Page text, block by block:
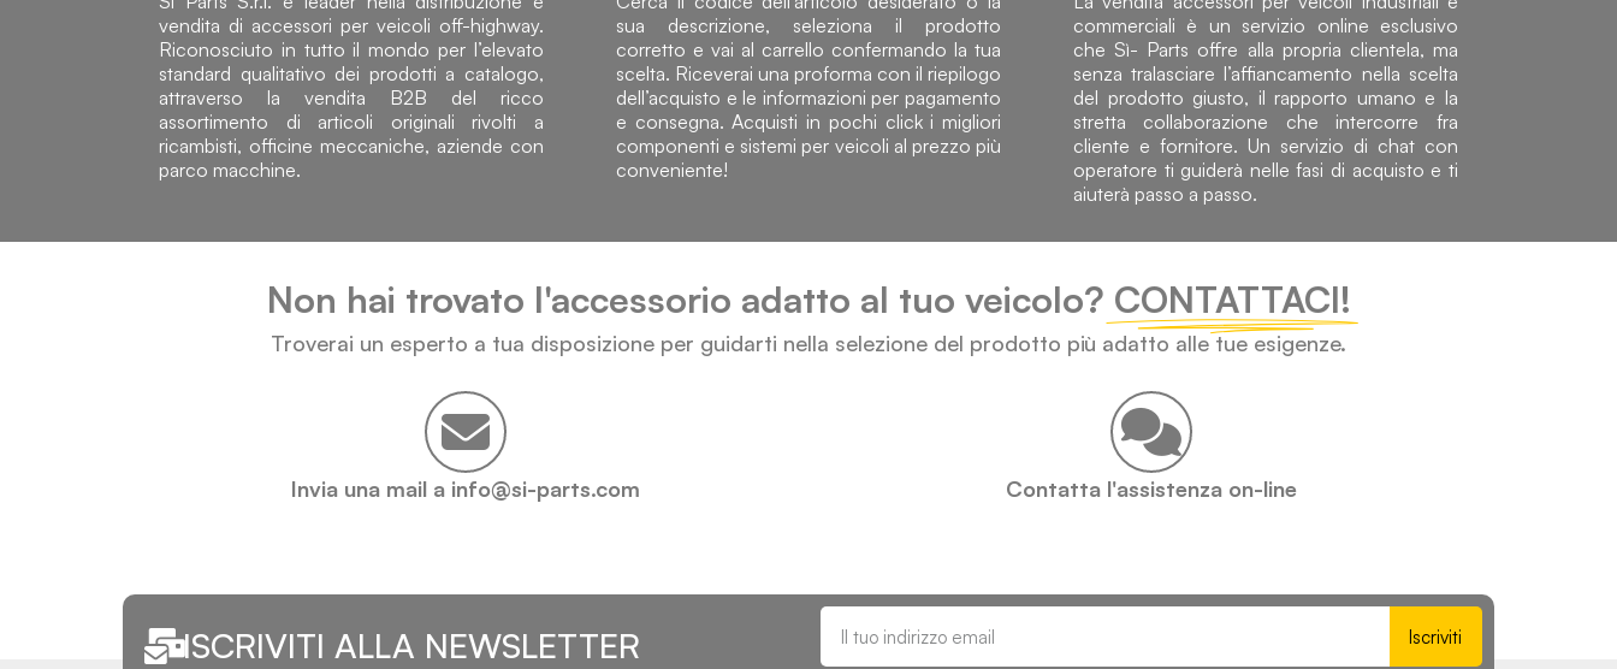
vendita di accessori per veicoli off-highway.
Riconosciuto in tutto il mondo per l’elevato
standard qualitativo dei prodotti a catalogo,
attraverso la vendita B2B del ricco
assortimento di articoli originali rivolti a
ricambisti, officine meccaniche, aziende con
parco macchine.
sua descrizione, seleziona il prodotto
corretto e vai al carrello confermando la tua
scelta. Riceverai una proforma con il riepilogo
dell’acquisto e le informazioni per pagamento
e consegna. Acquisti in pochi click i migliori
componenti e sistemi per veicoli al prezzo più
conveniente!
commerciali è un servizio online esclusivo
che Sì- Parts offre alla propria clientela, ma
senza tralasciare l’affiancamento nella scelta
del prodotto giusto, il rapporto umano e la
stretta collaborazione che intercorre fra
cliente e fornitore. Un servizio di chat con
operatore ti guiderà nelle fasi di acquisto e ti
aiuterà passo a passo.
Non hai trovato l'accessorio adatto al tuo veicolo? CONTATTACI!
Troverai un esperto a tua disposizione per guidarti nella selezione del prodotto più adatto alle tue esigenze.
Invia una mail a info@si-parts.com Contatta l'assistenza on-line
ISCRIVITI ALLA NEWSLETTER Iscriviti